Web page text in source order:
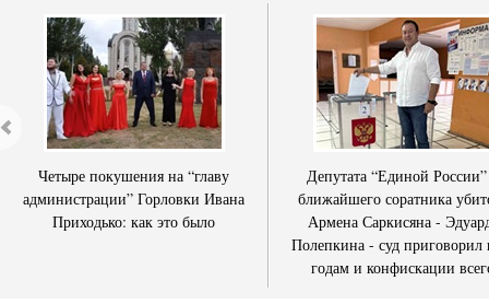
Четыре покушения на “главу
администрации” Горловки Ивана
Приходько: как это было
Депутата “Единой
ближайшего соратника
Армена Саркисяна -
Полепкина - суд приговорил
годам и конфискации